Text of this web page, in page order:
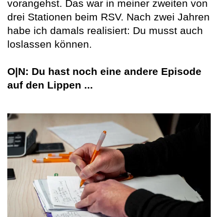
vorangehst. Das war in meiner zweiten von
drei Stationen beim RSV. Nach zwei Jahren
habe ich damals realisiert: Du musst auch
loslassen können.
O|N: Du hast noch eine andere Episode
auf den Lippen ...